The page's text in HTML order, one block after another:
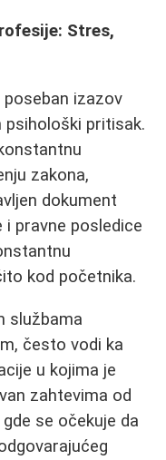
Stres,
izazov
pritisak.
zakona,
dokument
pravne posledice
kod početnika.
službama
često vodi ka
u kojima je
zahtevima od
se očekuje da